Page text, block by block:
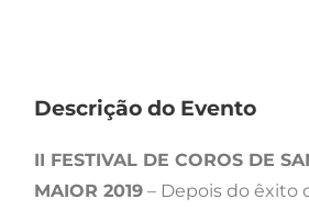
Descrição do Evento
II FESTIVAL DE COROS DE
MAIOR 2019 – Depois do êxito